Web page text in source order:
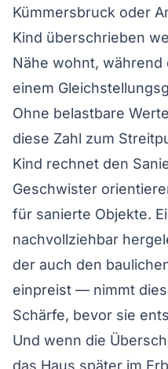
Kümmersbruck oder
Kind überschrieben
Nähe wohnt,
einem
Ohne belastbare
diese Zahl zum
Kind rechnet den
Geschwister
für sanierte Objekte.
nachvollziehbar
der auch den
einpreist — nimmt
Schärfe, bevor sie
Und wenn die
das Haus später im